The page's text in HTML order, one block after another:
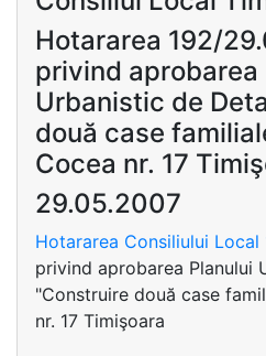
Hotararea 192/
privind aprobarea
Urbanistic de
două case
Cocea nr. 17
29.05.2007
Hotararea Consiliului
privind aprobarea Planului
"Construire două case
nr. 17 Timişoara